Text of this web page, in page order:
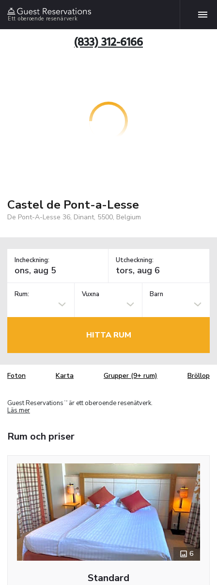
Ett oberoende resenärverk
(833) 312-6166
Castel de Pont-a-Lesse
De Pont-A-Lesse 36, Dinant, 5500, Belgium
Incheckning: Utcheckning:
Rum: Vuxna Barn
HITTA RUM
Foton Karta Grupper (9+ rum) Bröllop
Guest Reservations TM
är ett oberoende resenätverk.
Läs mer
Rum och priser
6
Standard